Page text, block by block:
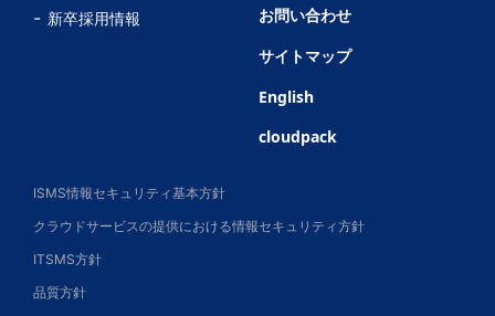
新卒採用情報
お問い合わせ
サイトマップ
English
cloudpack
ISMS情報セキュリティ基本方針
クラウドサービスの提供における情報セキュリティ方針
ITSMS方針
品質方針